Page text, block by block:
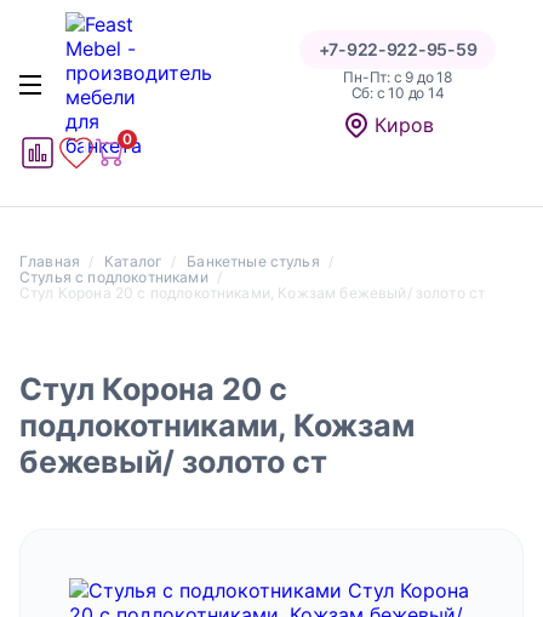
Киров
+7-922-922-95-59
Пн-Пт: с 9 до 18
Cб: с 10 до 14
1 1
0
Главная Каталог
Банкетные стулья
Стулья с подлокотниками
Стул Корона 20 с подлокотниками, Кожзам бежевый/ золото ст
Стул Корона 20 с
подлокотниками, Кожзам
бежевый/ золото ст
Написать отзыв
Оценка
ознакомление стекстом политики в отношении обработки
персональных данных